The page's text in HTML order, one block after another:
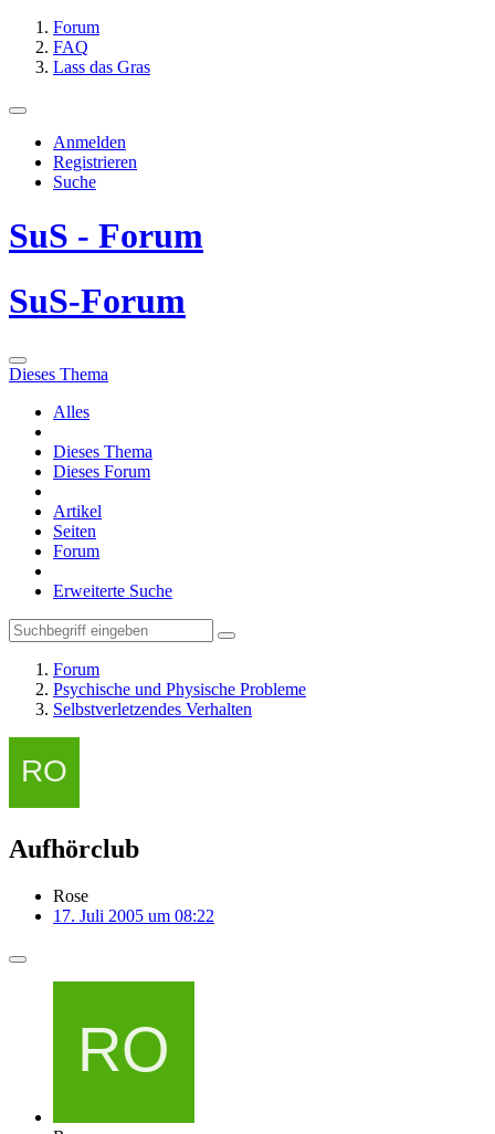
Forum
FAQ
Lass das Gras
Anmelden
Registrieren
Suche
SuS - Forum
SuS-Forum
Dieses Thema
Alles
Dieses Thema
Dieses Forum
Artikel
Seiten
Forum
Erweiterte Suche
Forum
Psychische und Physische Probleme
Selbstverletzendes Verhalten
Aufhörclub
Rose
17. Juli 2005 um 08:22